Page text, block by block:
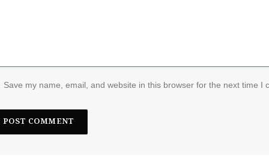
Save my name, email, and website in this browser for the next time I